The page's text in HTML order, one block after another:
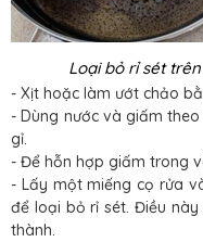
Loại bỏ rỉ sét
- Xịt hoặc làm ướt chảo
- Dùng nước và giấm theo
gỉ.
- Để hỗn hợp giấm trong
- Lấy một miếng cọ rửa
để loại bỏ rỉ sét. Điều
thành.